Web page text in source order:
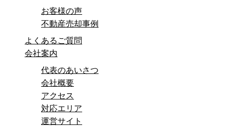
お客様の声
不動産売却事例
よくあるご質問
会社案内
代表のあいさつ
会社概要
アクセス
対応エリア
運営サイト